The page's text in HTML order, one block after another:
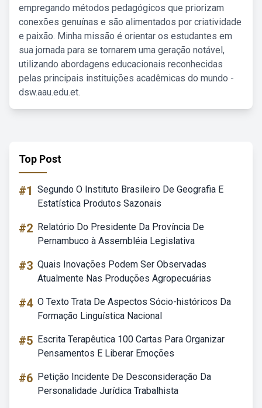
empregando métodos pedagógicos que priorizam
conexões genuínas e são alimentados por criatividade
e paixão. Minha missão é orientar os estudantes em
sua jornada para se tornarem uma geração notável,
utilizando abordagens educacionais reconhecidas
pelas principais instituições acadêmicas do mundo -
dsw.aau.edu.et.
Top Post
#1 Segundo O Instituto Brasileiro De Geografia E
Estatística Produtos Sazonais
#2 Relatório Do Presidente Da Província De
Pernambuco à Assembléia Legislativa
#3 Quais Inovações Podem Ser Observadas
Atualmente Nas Produções Agropecuárias
#4 O Texto Trata De Aspectos Sócio-históricos Da
Formação Linguística Nacional
#5 Escrita Terapêutica 100 Cartas Para Organizar
Pensamentos E Liberar Emoções
#6 Petição Incidente De Desconsideração Da
Personalidade Jurídica Trabalhista